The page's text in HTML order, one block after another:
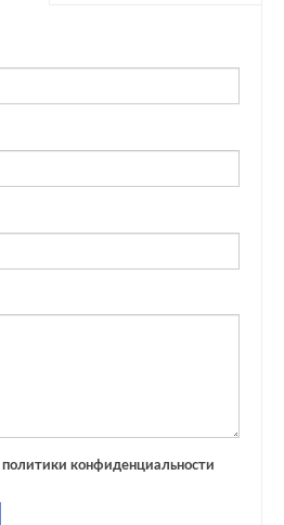
политики конфиденциальности